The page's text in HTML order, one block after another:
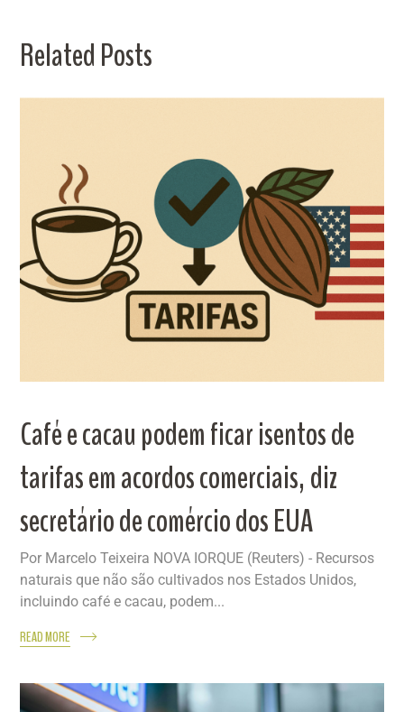
Related Posts
Café e cacau podem ficar isentos de
tarifas em acordos comerciais, diz
secretário de comércio dos EUA
Por Marcelo Teixeira NOVA IORQUE (Reuters) - Recursos
naturais que não são cultivados nos Estados Unidos,
incluindo café e cacau, podem...
READ MORE